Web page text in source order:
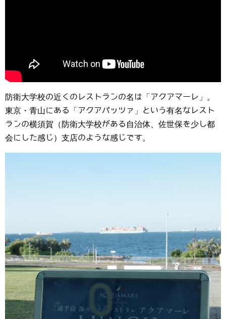
防衛大学校の近くのレストランの名は「アクアマーレ」。
東京・青山にある「アクアパッツァ」という有名なレスト
ランの横須賀（防衛大学校がある自治体、佐世保を少し都
会にした感じ）支店のような感じです。